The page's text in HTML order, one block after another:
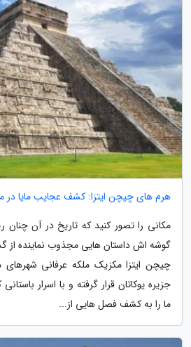
هرم های چیچن ایتزا: کشف عجایب مایا در
مکانی را تصور کنید که تاریخ در آن
گوشه اش داستان هایی مجذوب نماینده از
چیچن ایتزا مکزیک ملکه عرفانی
جزیره یوکاتان قرار گرفته و با اسرار
ما را به کشف فصل هایی از...